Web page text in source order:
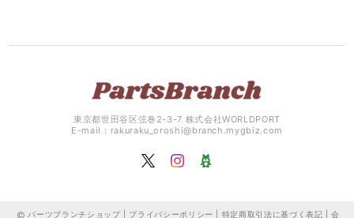
東京都世田谷区弦巻2-3-7 株式会社WORLDPORT
E-mail： rakuraku_oroshi@branch.mygbiz.com
パーツブランチショップ | プライバシーポリシー 特定商取引法に基づく表記 |会